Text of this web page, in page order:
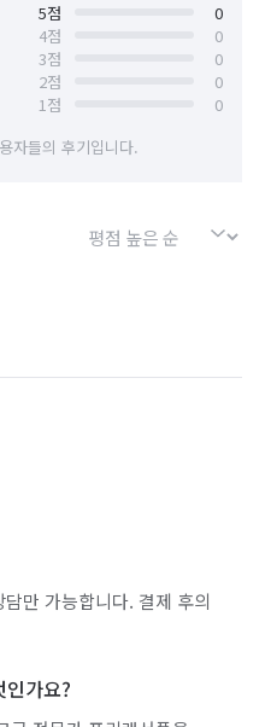
5점
0
4점
0
3점
0
2점
0
1점
0
자들의 후기입니다.
만 가능합니다. 결제 후의
인가요?